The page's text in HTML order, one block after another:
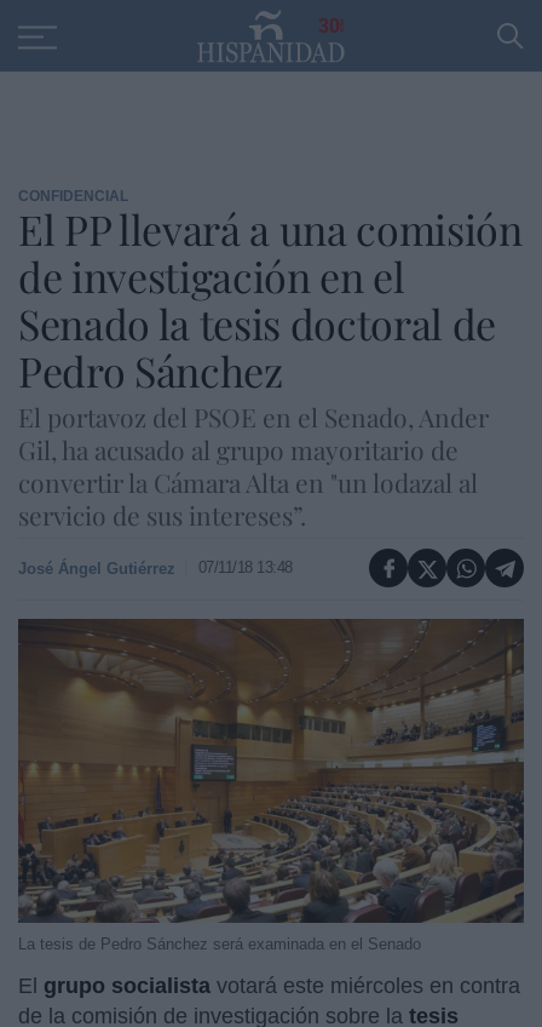
30
CONFIDENCIAL
El PP llevará a una comisión
de investigación en el
Senado la tesis doctoral de
Pedro Sánchez
El portavoz del PSOE en el Senado, Ander
Gil, ha acusado al grupo mayoritario de
convertir la Cámara Alta en "un lodazal al
servicio de sus intereses”.
José Ángel Gutiérrez 07/11/18 13:48
La tesis de Pedro Sánchez será examinada en el Senado
El grupo socialista votará este miércoles en contra
de la comisión de investigación sobre la tesis